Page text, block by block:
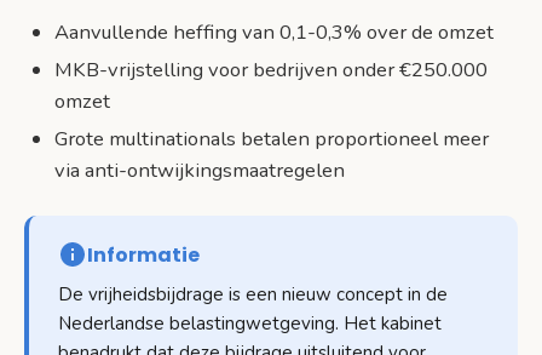
Aanvullende heffing van 0,1-0,3% over de omzet
MKB-vrijstelling voor bedrijven onder €250.000
omzet
Grote multinationals betalen proportioneel meer
via anti-ontwijkingsmaatregelen
Informatie
De vrijheidsbijdrage is een nieuw concept in de
Nederlandse belastingwetgeving. Het kabinet